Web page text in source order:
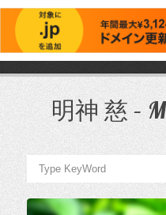
ス
明神 慈 –